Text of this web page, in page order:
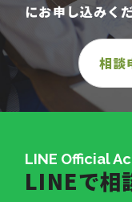
にお申し込みく
相談
LINE Official
LINEで相